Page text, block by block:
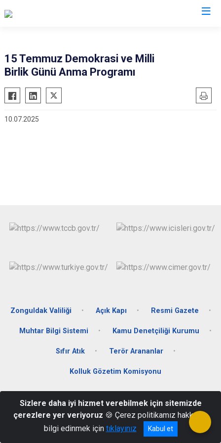
Alaplı
Çaycuma
Gökçebey
15 Temmuz Demokrasi ve Milli
Birlik Günü Anma Programı
10.07.2025
Zonguldak Valiliği Açık Kapı Resmi Gazete
Muhtar Bilgi Sistemi Kamu Denetçiliği Kurumu
Sıfır Atık Terör Arananlar
Kolluk Gözetim Komisyonu
0372 378 17 02 - 0372 378 17 05
Sizlere daha iyi hizmet verebilmek için sitemizde
çerezlere yer veriyoruz 🍪 Çerez politikamız hakkında
bilgi edinmek için tıklayınız Kabul et